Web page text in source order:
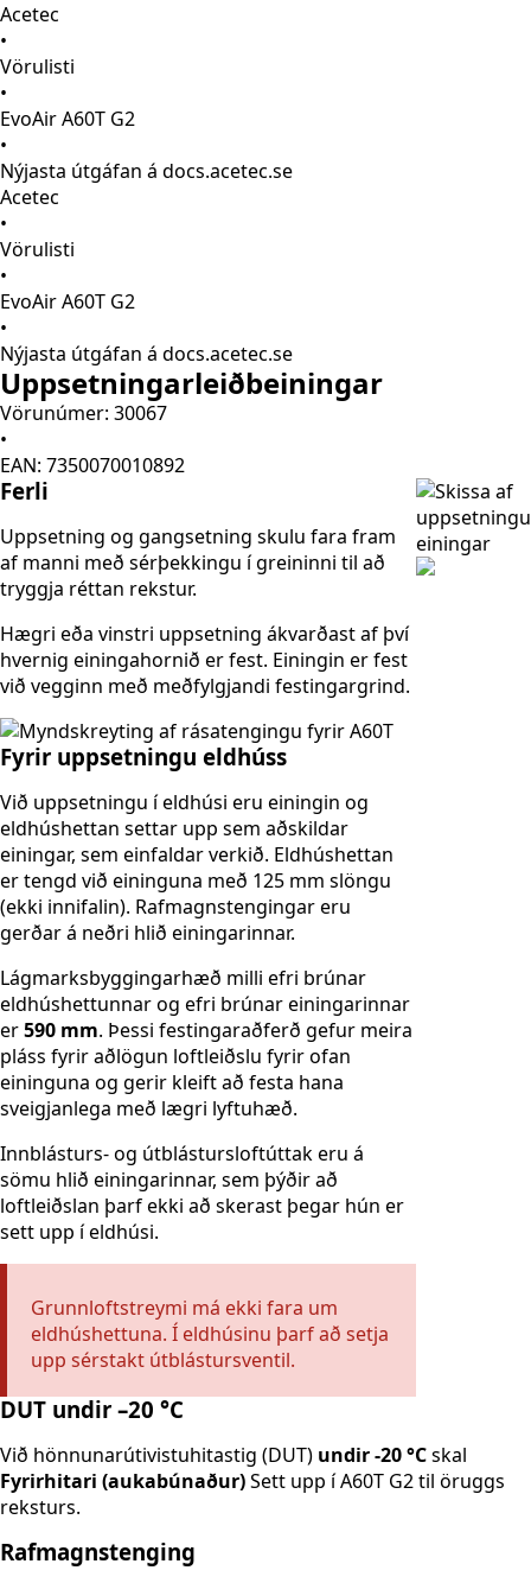
Acetec
•
Vörulisti
•
EvoAir A60T G2
•
Nýjasta útgáfan á docs.acetec.se
Acetec
•
Vörulisti
•
EvoAir A60T G2
•
Nýjasta útgáfan á docs.acetec.se
Uppsetningarleiðbeiningar
Vörunúmer: 30067
•
EAN: 7350070010892
Ferli
Uppsetning og gangsetning skulu fara fram
af manni með sérþekkingu í greininni til að
tryggja réttan rekstur.
Hægri eða vinstri uppsetning ákvarðast af því
hvernig einingahornið er fest. Einingin er fest
við vegginn með meðfylgjandi festingargrind.
Fyrir uppsetningu eldhúss
Við uppsetningu í eldhúsi eru einingin og
eldhúshettan settar upp sem aðskildar
einingar, sem einfaldar verkið. Eldhúshettan
er tengd við eininguna með 125 mm slöngu
(ekki innifalin). Rafmagnstengingar eru
gerðar á neðri hlið einingarinnar.
Lágmarksbyggingarhæð milli efri brúnar
eldhúshettunnar og efri brúnar einingarinnar
er590 mm. Þessi festingaraðferð gefur meira
pláss fyrir aðlögun loftleiðslu fyrir ofan
eininguna og gerir kleift að festa hana
sveigjanlega með lægri lyftuhæð.
Innblásturs- og útblástursloftúttak eru á
sömu hlið einingarinnar, sem þýðir að
loftleiðslan þarf ekki að skerast þegar hún er
sett upp í eldhúsi.
Grunnloftstreymi má ekki fara um
eldhúshettuna. Í eldhúsinu þarf að setja
upp sérstakt útblástursventil.
DUT undir –20 °C
Við hönnunarútivistuhitastig (DUT) undir -20 °Cskal
Fyrirhitari (aukabúnaður)Sett upp í A60T G2 til öruggs
reksturs.
Rafmagnstenging